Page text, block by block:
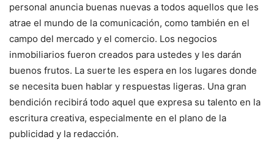
personal anuncia buenas nuevas a todos aquellos que les
atrae el mundo de la comunicación, como también en el
campo del mercado y el comercio. Los negocios
inmobiliarios fueron creados para ustedes y les darán
buenos frutos. La suerte les espera en los lugares donde
se necesita buen hablar y respuestas ligeras. Una gran
bendición recibirá todo aquel que expresa su talento en la
escritura creativa, especialmente en el plano de la
publicidad y la redacción.